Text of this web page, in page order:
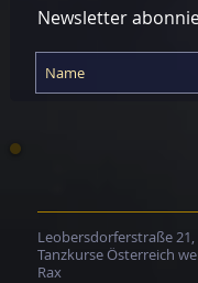
Newsletter
Tanzkurse Österreich
Rax